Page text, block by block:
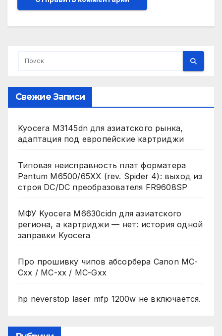
Свежие Записи
Kyocera M3145dn для азиатского рынка,
адаптация под европейские картриджи
Типовая неисправность плат форматера
Pantum M6500/65XX (rev. Spider 4): выход из
строя DC/DC преобразователя FR9608SP
МФУ Kyocera M6630cidn для азиатского
региона, а картриджи — нет: история одной
заправки Kyocera
Про прошивку чипов абсорбера Canon MC-
Cxx / MC-xx / MC-Gxx
hp neverstop laser mfp 1200w не включается.